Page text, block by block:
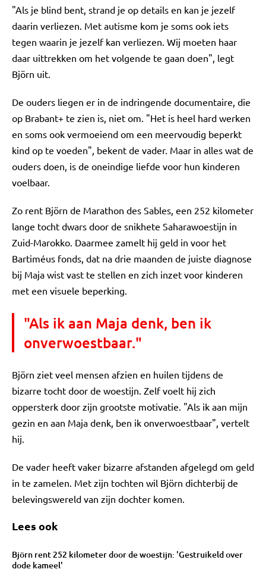
"Als je blind bent, strand je op details en kan je jezelf
daarin verliezen. Met autisme kom je soms ook iets
tegen waarin je jezelf kan verliezen. Wij moeten haar
daar uittrekken om het volgende te gaan doen", legt
Björn uit.
De ouders liegen er in de indringende documentaire, die
op Brabant+ te zien is, niet om. "Het is heel hard werken
en soms ook vermoeiend om een meervoudig beperkt
kind op te voeden", bekent de vader. Maar in alles wat de
ouders doen, is de oneindige liefde voor hun kinderen
voelbaar.
Zo rent Björn de Marathon des Sables, een 252 kilometer
lange tocht dwars door de snikhete Saharawoestijn in
Zuid-Marokko. Daarmee zamelt hij geld in voor het
Bartiméus fonds, dat na drie maanden de juiste diagnose
bij Maja wist vast te stellen en zich inzet voor kinderen
met een visuele beperking.
"Als ik aan Maja denk, ben ik
onverwoestbaar."
Björn ziet veel mensen afzien en huilen tijdens de
bizarre tocht door de woestijn. Zelf voelt hij zich
oppersterk door zijn grootste motivatie. "Als ik aan mijn
gezin en aan Maja denk, ben ik onverwoestbaar", vertelt
hij.
De vader heeft vaker bizarre afstanden afgelegd om geld
in te zamelen. Met zijn tochten wil Björn dichterbij de
belevingswereld van zijn dochter komen.
Lees ook
Björn rent 252 kilometer door de woestijn: 'Gestruikeld over
dode kameel'